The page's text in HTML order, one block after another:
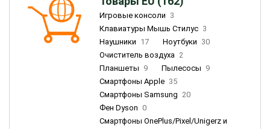
Игровые консоли 3
Клавиатуры Мышь Стилус 3
Наушники 17 Ноутбуки 30
Очиститель воздуха 2
Планшеты 9 Пылесосы 9
Смартфоны Apple 35
Смартфоны Samsung 20
Фен Dyson 0
Смартфоны OnePlus/Pixel/Unigerz и